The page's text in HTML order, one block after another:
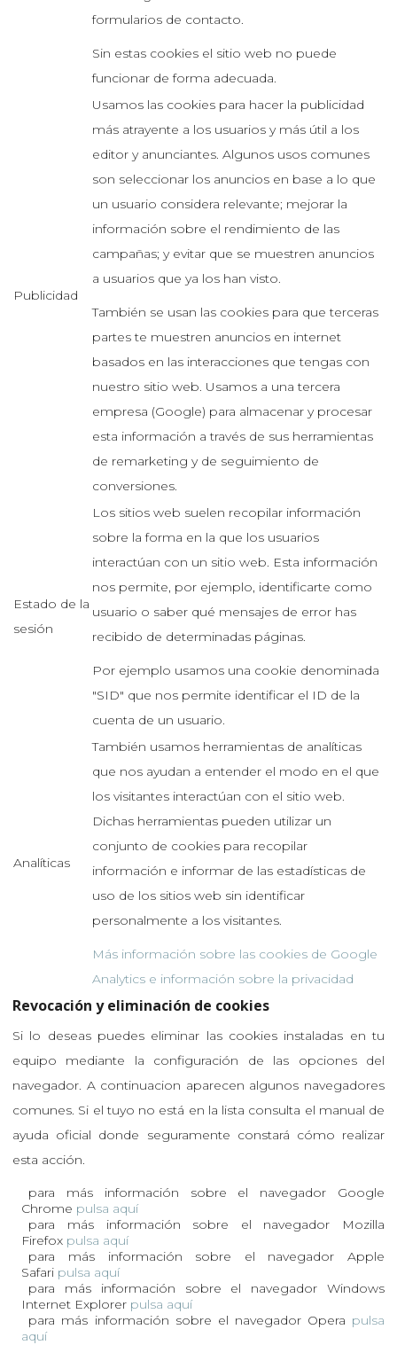
formularios de contacto.
Sin estas cookies el sitio web no puede
funcionar de forma adecuada.
Publicidad
Usamos las cookies para hacer la publicidad
más atrayente a los usuarios y más útil a los
editor y anunciantes. Algunos usos comunes
son seleccionar los anuncios en base a lo que
un usuario considera relevante; mejorar la
información sobre el rendimiento de las
campañas; y evitar que se muestren anuncios
a usuarios que ya los han visto.
También se usan las cookies para que terceras
partes te muestren anuncios en internet
basados en las interacciones que tengas con
nuestro sitio web. Usamos a una tercera
empresa (Google) para almacenar y procesar
esta información a través de sus herramientas
de remarketing y de seguimiento de
conversiones.
Estado de la
sesión
Los sitios web suelen recopilar información
sobre la forma en la que los usuarios
interactúan con un sitio web. Esta información
nos permite, por ejemplo, identificarte como
usuario o saber qué mensajes de error has
recibido de determinadas páginas.
Por ejemplo usamos una cookie denominada
"SID" que nos permite identificar el ID de la
cuenta de un usuario.
Analíticas
También usamos herramientas de analíticas
que nos ayudan a entender el modo en el que
los visitantes interactúan con el sitio web.
Dichas herramientas pueden utilizar un
conjunto de cookies para recopilar
información e informar de las estadísticas de
uso de los sitios web sin identificar
personalmente a los visitantes.
Más información sobre las cookies de Google
Analytics e información sobre la privacidad
Revocación y eliminación de cookies
Si lo deseas puedes eliminar las cookies instaladas en tu
equipo mediante la configuración de las opciones del
navegador. A continuacion aparecen algunos navegadores
comunes. Si el tuyo no está en la lista consulta el manual de
ayuda oficial donde seguramente constará cómo realizar
esta acción.
para más información sobre el navegador Google
Chrome pulsa aquí
para más información sobre el navegador Mozilla
Firefox pulsa aquí
para más información sobre el navegador Apple
Safari pulsa aquí
para más información sobre el navegador Windows
Internet Explorer pulsa aquí
para más información sobre el navegador Opera pulsa
aquí